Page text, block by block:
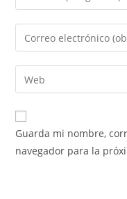
tu
nombre
de
usuario
para
comentar
Introduce
tu
dirección
de
electrónico
para
comentar
Introduce
la
URL
de
Guarda mi nombre,
navegador para la